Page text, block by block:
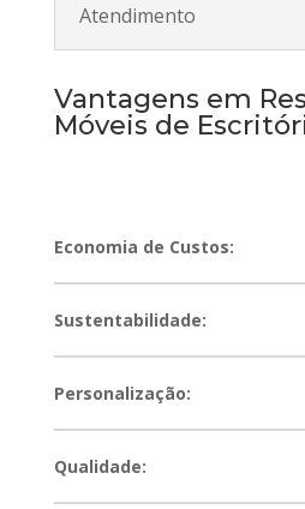
Atendimento
Vantagens em
Móveis de
Economia de Custos:
Sustentabilidade:
Personalização:
Qualidade: